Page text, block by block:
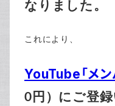
なりました。
これにより、
YouTube「メン
0円）にご登録